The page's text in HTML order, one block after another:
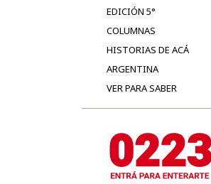
EDICIÓN 5°
COLUMNAS
HISTORIAS DE ACÁ
ARGENTINA
VER PARA SABER